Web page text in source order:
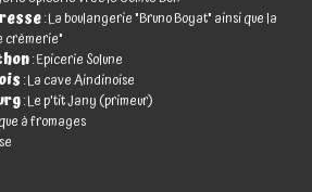
: La boulangerie "Bruno Boyat" ainsi que la
crèmerie"
: Epicerie Solune
: La cave Aindinoise
: Le p'tit Jany (primeur)
à fromages